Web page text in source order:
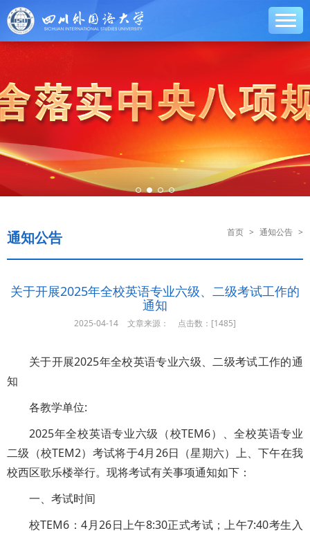
通知公告 首页 > 通知公告 >
关于开展2025年全校英语专业六级、二级考试工作的
通知
2025-04-14 文章来源： 点击数：[1485]
关于开展2025年全校英语专业六级、二级考试工作的通
知
各教学单位:
2025年全校英语专业六级（校TEM6）、全校英语专业
二级（校TEM2）考试将于4月26日（星期六）上、下午在我
校西区歌乐楼举行。现将考试有关事项通知如下：
一、考试时间
校TEM6：4月26日上午8:30正式考试；上午7:40考生入